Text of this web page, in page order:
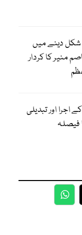
دینے میں
منیر کا کردار
اجرا اور تبدیلی
فیصلہ